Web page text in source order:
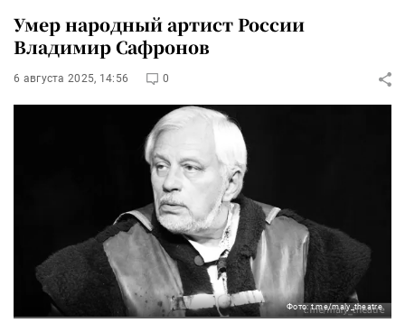
Умер народный артист России
Владимир Сафронов
6 августа 2025, 14:56 0
Фото: t.me/maly_theatre